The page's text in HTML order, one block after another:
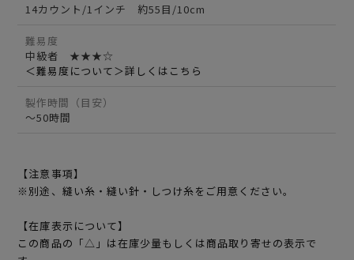
14カウント/1インチ 約55目/10cm
難易度
中級者 ★★★☆
＜難易度について＞詳しくはこちら
製作時間（目安）
～50時間
【注意事項】
※別途、縫い糸・縫い針・しつけ糸をご用意ください。
【在庫表示について】
この商品の「△」は在庫少量もしくは商品取り寄せの表示で